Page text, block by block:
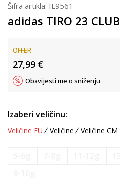
Šifra artikla: IL9561
adidas TIRO 23 CLUB
OFFER
27,99 €
Obavijesti me o sniženju
Izaberi veličinu:
Veličine EU Veličine Veličine CM